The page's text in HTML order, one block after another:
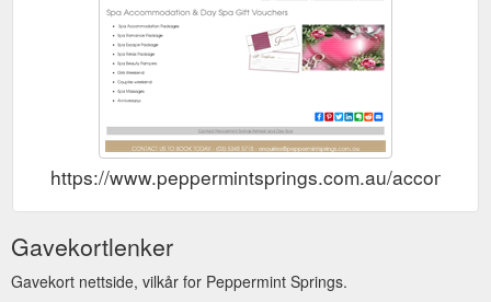
https://www.peppermintsprings.com.au/
Gavekortlenker
Gavekort nettside, vilkår for Peppermint Springs.